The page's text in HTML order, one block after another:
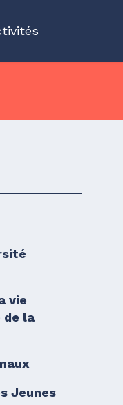
vie
de la
Jeunes